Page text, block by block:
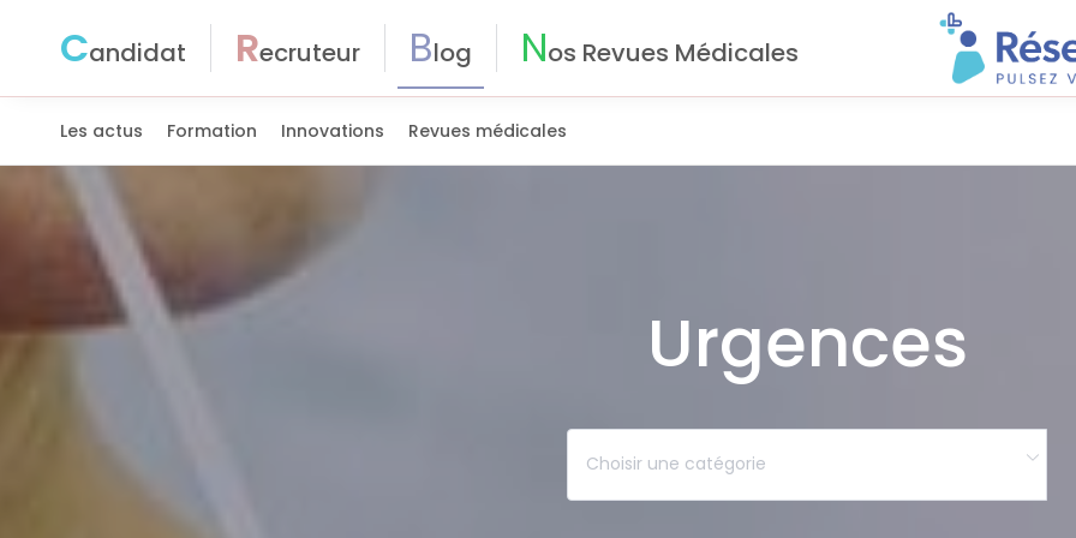
Candidat Recruteur Blog Nos Revues Médicales
Les actus Formation Innovations Revues médicales
Urgences